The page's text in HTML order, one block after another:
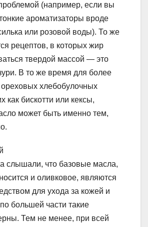
(например, если вы
ароматизаторы вроде
или розовой воды). То же
рецептов, в которых жир
твердой массой — это
В то же время для более
хлебобулочных
как бискотти или кексы,
может быть именно тем,
слышали, что базовые масла,
и оливковое, являются
для ухода за кожей и
большей части такие
Тем не менее, при всей